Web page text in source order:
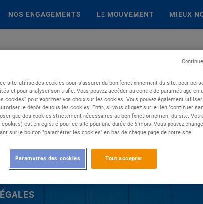
NOS ENGAGEMENTS LE MOUVEMENT MIEUX
ce site, utilise des cookies pour s'assurer du bon fonctionnement du site, pour
et pour analyser son trafic. Vous pouvez accéder au centre de paramétrage en
cookies” pour exprimer vos choix sur les cookies. Vous pouvez également
le dépôt de tous les cookies. Enfin, si vous cliquez sur le lien "continuer
que des cookies strictement nécessaires au bon fonctionnement du site.
est enregistré pour ce site pour une durée de 6 mois. Vous pouvez
sur le bouton "paramétrer les cookies" en bas de chaque page de notre site.
Tout accepter
Paramètres des cookies